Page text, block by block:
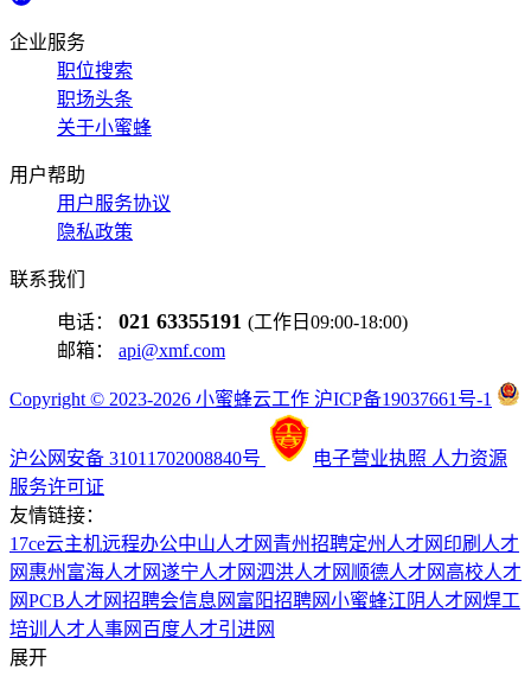
企业服务
职位搜索
职场头条
关于小蜜蜂
用户帮助
用户服务协议
隐私政策
联系我们
电话： 021 63355191 (工作日09:00-18:00)
邮箱： api@xmf.com
Copyright © 2023-2026 小蜜蜂云工作 沪ICP备19037661号-1
沪公网安备 31011702008840号 电子营业执照 人力资源
服务许可证
友情链接：
17ce云主机远程办公中山人才网 青州招聘定州人才网 印刷人才
网 惠州富海人才网遂宁人才网泗洪人才网 顺德人才网 高校人才
网PCB人才网招聘会信息网 富阳招聘网小蜜蜂江阴人才网焊工
培训 人才人事网 百度人才引进网
展开